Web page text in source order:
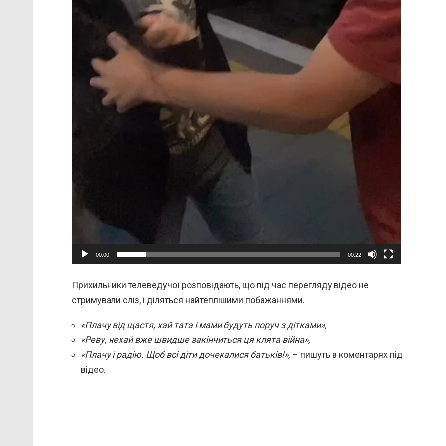
00:00 00:22
Прихильники телеведучої розповідають, що під час перегляду відео не
стримували сліз, і діляться найтеплішими побажаннями.
«Плачу від щастя, хай тата і мами будуть поруч з дітками»,
«Реву, нехай вже швидше закінчиться ця клята війна»,
«Плачу і радію. Щоб всі діти дочекалися батьків!», – пишуть в коментарях під
відео.